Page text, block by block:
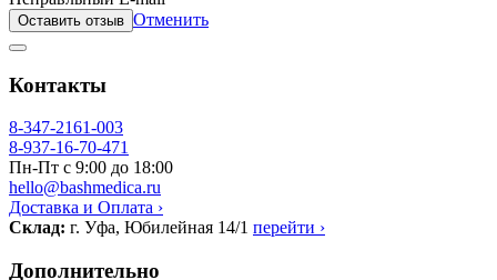
Оставить отзыв Отменить
Контакты
8-347-2161-003
8-937-16-70-471
Пн-Пт с 9:00 до 18:00
hello@bashmedica.ru
Доставка и Оплата ›
Склад: г. Уфа, Юбилейная 14/1 перейти ›
Дополнительно